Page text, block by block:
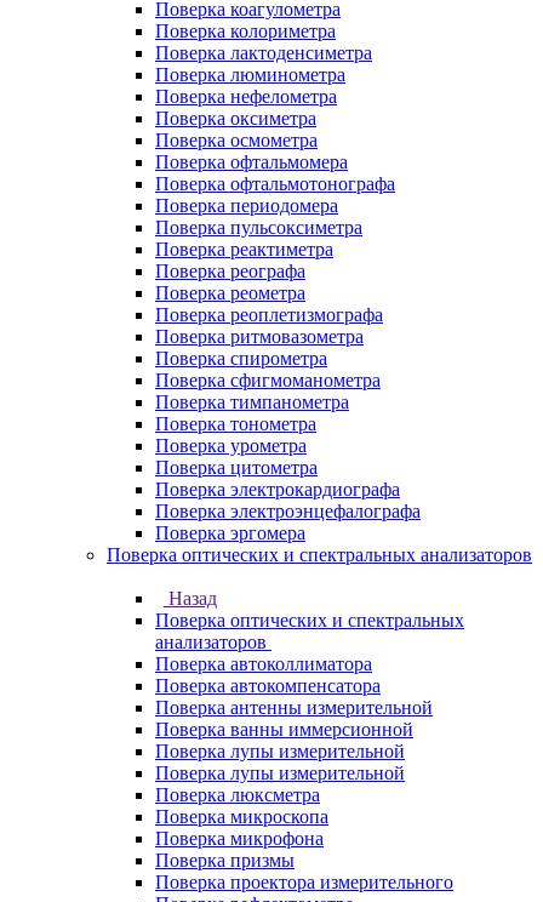
Поверка коагулометра
Поверка колориметра
Поверка лактоденсиметра
Поверка люминометра
Поверка нефелометра
Поверка оксиметра
Поверка осмометра
Поверка офтальмомера
Поверка офтальмотонографа
Поверка периодомера
Поверка пульсоксиметра
Поверка реактиметра
Поверка реографа
Поверка реометра
Поверка реоплетизмографа
Поверка ритмовазометра
Поверка спирометра
Поверка сфигмоманометра
Поверка тимпанометра
Поверка тонометра
Поверка урометра
Поверка цитометра
Поверка электрокардиографа
Поверка электроэнцефалографа
Поверка эргомера
Поверка оптических и спектральных анализаторов
Назад
Поверка оптических и спектральных
анализаторов
Поверка автоколлиматора
Поверка автокомпенсатора
Поверка антенны измерительной
Поверка ванны иммерсионной
Поверка лупы измерительной
Поверка лупы измерительной
Поверка люксметра
Поверка микроскопа
Поверка микрофона
Поверка призмы
Поверка проектора измерительного